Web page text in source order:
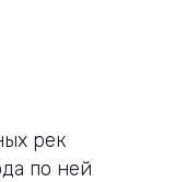
рек
по ней